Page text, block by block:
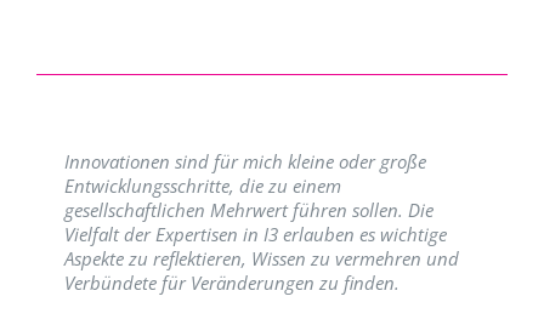
Innovationen sind für mich kleine oder große
Entwicklungsschritte, die zu einem
gesellschaftlichen Mehrwert führen sollen. Die
Vielfalt der Expertisen in I3 erlauben es wichtige
Aspekte zu reflektieren, Wissen zu vermehren und
Verbündete für Veränderungen zu finden.